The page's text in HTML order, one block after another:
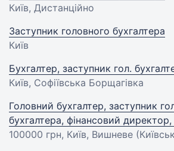
Київ, Дистанційно
Заступник головного бухгалтера
Київ
Бухгалтер, заступник гол.
Київ, Софіївська Борщагівка
Головний бухгалтер, заступник
бухгалтера, фінансовий
100000 грн, Київ, Вишневе